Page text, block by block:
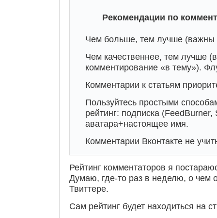
Рекомендации по
Чем больше, тем лучше (важны
Чем качественнее, тем лучше
комментирование «в тему»).
Комментарии к статьям
Пользуйтесь простыми
рейтинг: подписка
аватара+настоящее имя.
Комментарии Вконтакте не
Рейтинг комментаторов я
Думаю, где-то раз в неделю, о чем
Твиттере.
Сам рейтинг будет находиться на